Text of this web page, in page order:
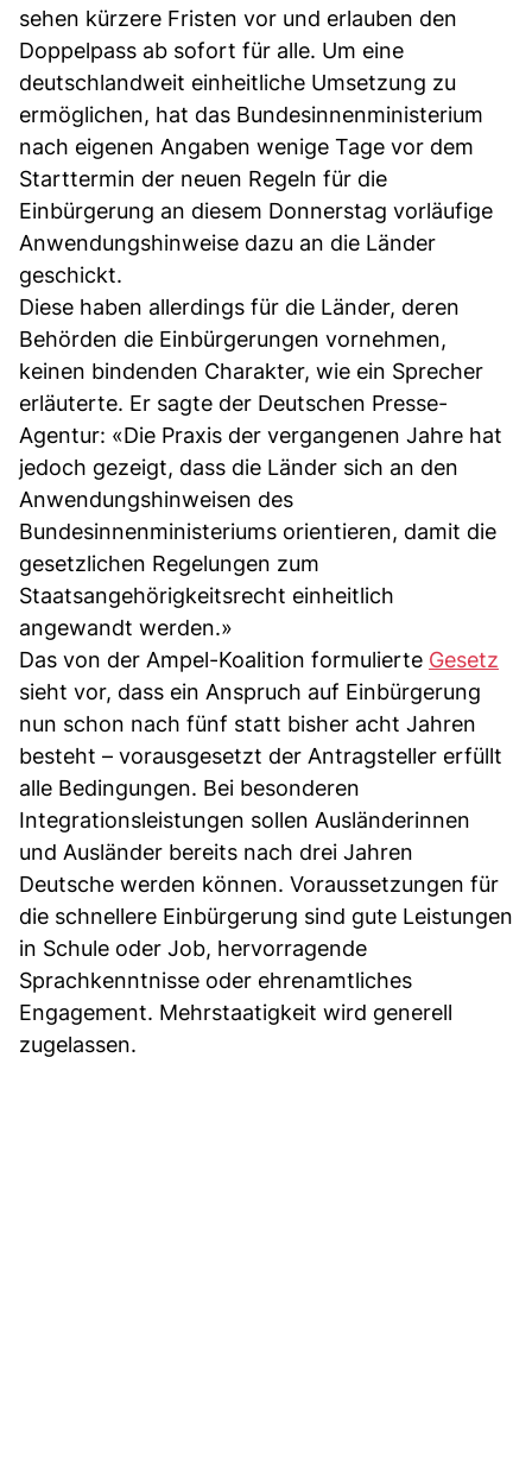
sehen kürzere Fristen vor und erlauben den
Doppelpass ab sofort für alle. Um eine
deutschlandweit einheitliche Umsetzung zu
ermöglichen, hat das Bundesinnenministerium
nach eigenen Angaben wenige Tage vor dem
Starttermin der neuen Regeln für die
Einbürgerung an diesem Donnerstag vorläufige
Anwendungshinweise dazu an die Länder
geschickt.
Diese haben allerdings für die Länder, deren
Behörden die Einbürgerungen vornehmen,
keinen bindenden Charakter, wie ein Sprecher
erläuterte. Er sagte der Deutschen Presse-
Agentur: «Die Praxis der vergangenen Jahre hat
jedoch gezeigt, dass die Länder sich an den
Anwendungshinweisen des
Bundesinnenministeriums orientieren, damit die
gesetzlichen Regelungen zum
Staatsangehörigkeitsrecht einheitlich
angewandt werden.»
Das von der Ampel-Koalition formulierte Gesetz
sieht vor, dass ein Anspruch auf Einbürgerung
nun schon nach fünf statt bisher acht Jahren
besteht – vorausgesetzt der Antragsteller erfüllt
alle Bedingungen. Bei besonderen
Integrationsleistungen sollen Ausländerinnen
und Ausländer bereits nach drei Jahren
Deutsche werden können. Voraussetzungen für
die schnellere Einbürgerung sind gute Leistungen
in Schule oder Job, hervorragende
Sprachkenntnisse oder ehrenamtliches
Engagement. Mehrstaatigkeit wird generell
zugelassen.